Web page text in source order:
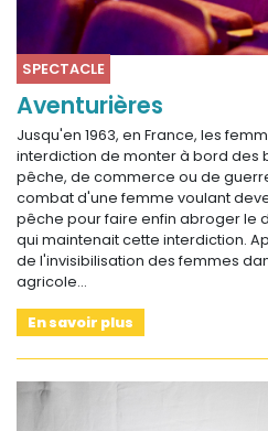
SPECTACLE
Aventurières
Jusqu'en 1963, en France, les
interdiction de monter à bord des
pêche, de commerce ou de
combat d'une femme voulant
pêche pour faire enfin abroger le
qui maintenait cette interdiction.
de l'invisibilisation des femmes
agricole…
En savoir plus